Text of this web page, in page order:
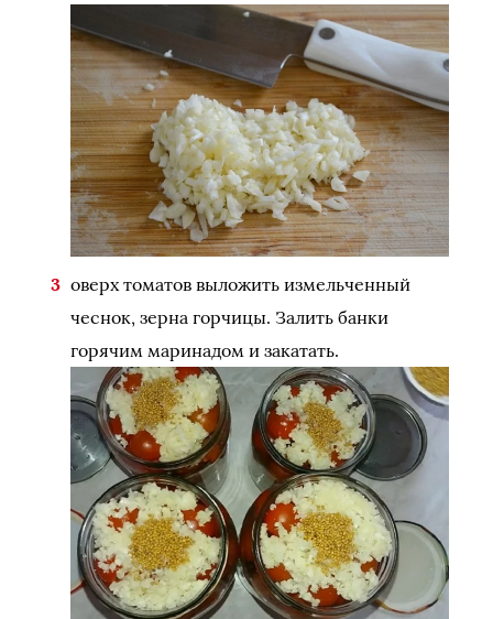
оверх томатов выложить измельченный
чеснок, зерна горчицы. Залить банки
горячим маринадом и закатать.